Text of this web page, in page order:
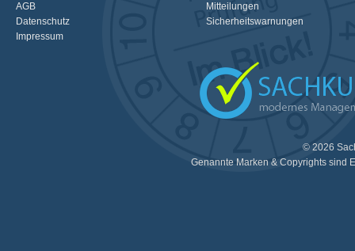
AGB
Datenschutz
Impressum
Mitteilungen
Sicherheitswarnungen
© 2026
Genannte Marken & Copyrights sind